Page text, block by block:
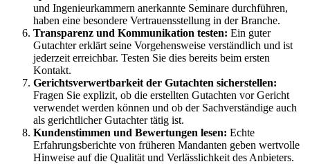
und Ingenieurkammern anerkannte Seminare durchführen,
haben eine besondere Vertrauensstellung in der Branche.
Transparenz und Kommunikation testen: Ein guter
Gutachter erklärt seine Vorgehensweise verständlich und ist
jederzeit erreichbar. Testen Sie dies bereits beim ersten
Kontakt.
Gerichtsverwertbarkeit der Gutachten sicherstellen:
Fragen Sie explizit, ob die erstellten Gutachten vor Gericht
verwendet werden können und ob der Sachverständige auch
als gerichtlicher Gutachter tätig ist.
Kundenstimmen und Bewertungen lesen: Echte
Erfahrungsberichte von früheren Mandanten geben wertvolle
Hinweise auf die Qualität und Verlässlichkeit des Anbieters.